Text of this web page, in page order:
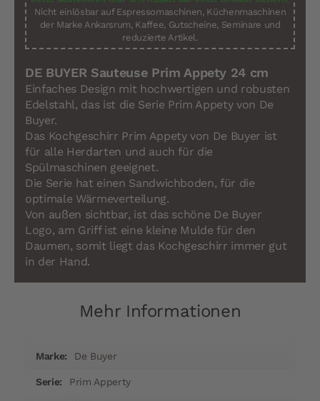
Nicht einlösbar auf Espressomaschinen, Küchenmaschinen
der Marke Ankarsrum, Kaffee, Gutscheine, Seminare und
reduzierte Artikel.
DE BUYER Sauteuse Prim Appety 24 cm
Einfaches Design mit hochwertigen und robusten
Edelstahl, das ist die Serie Prim Appety von De
Buyer.
Das Kochgeschirr Prim Appety von De Buyer ist
für alle Herdarten und auch für die
Spülmaschinen geeignet.
Die Serie hat einen Sandwichboden, für die
optimale Wärmeverteilung.
Von außen sichtbar, ist das schöne De Buyer
Logo, am Griff ist eine kleine Mulde für den
Daumen, somit liegt das Kochgeschirr immer gut
in der Hand.
Mehr Informationen
InformationenDe Buyer
Prim Apperty